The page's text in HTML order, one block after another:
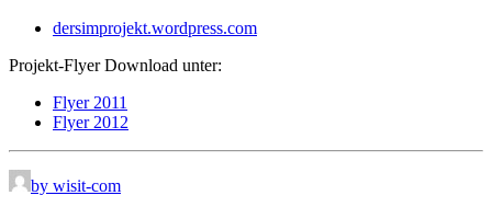
dersimprojekt.wordpress.com
Projekt-Flyer Download unter:
Flyer 2011
Flyer 2012
by wisit-com